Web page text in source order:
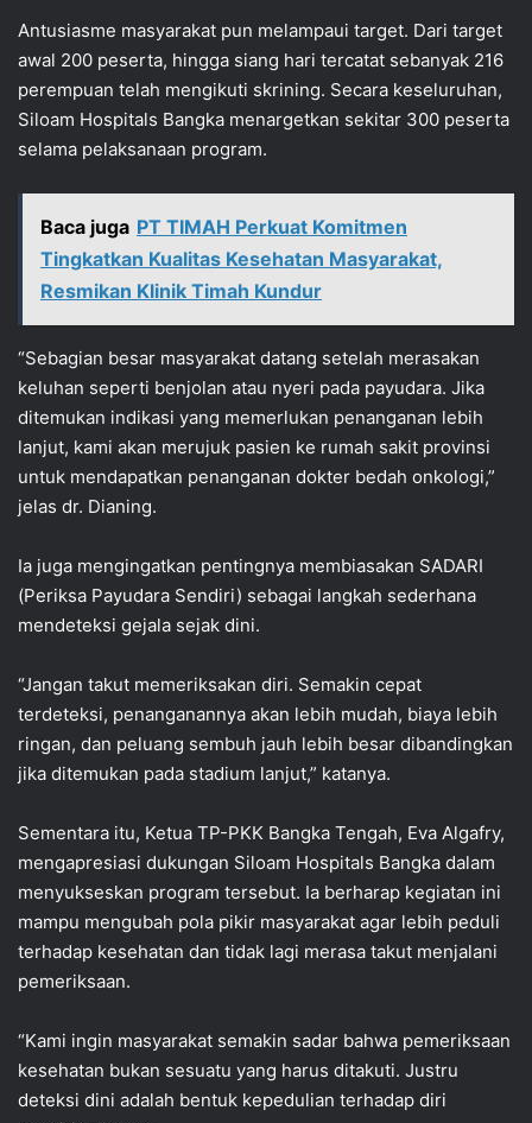
Antusiasme masyarakat pun melampaui target. Dari target
awal 200 peserta, hingga siang hari tercatat sebanyak 216
perempuan telah mengikuti skrining. Secara keseluruhan,
Siloam Hospitals Bangka menargetkan sekitar 300 peserta
selama pelaksanaan program.
Baca juga PT TIMAH Perkuat Komitmen
Tingkatkan Kualitas Kesehatan Masyarakat,
Resmikan Klinik Timah Kundur
“Sebagian besar masyarakat datang setelah merasakan
keluhan seperti benjolan atau nyeri pada payudara. Jika
ditemukan indikasi yang memerlukan penanganan lebih
lanjut, kami akan merujuk pasien ke rumah sakit provinsi
untuk mendapatkan penanganan dokter bedah onkologi,”
jelas dr. Dianing.
Ia juga mengingatkan pentingnya membiasakan SADARI
(Periksa Payudara Sendiri) sebagai langkah sederhana
mendeteksi gejala sejak dini.
“Jangan takut memeriksakan diri. Semakin cepat
terdeteksi, penanganannya akan lebih mudah, biaya lebih
ringan, dan peluang sembuh jauh lebih besar dibandingkan
jika ditemukan pada stadium lanjut,” katanya.
Sementara itu, Ketua TP-PKK Bangka Tengah, Eva Algafry,
mengapresiasi dukungan Siloam Hospitals Bangka dalam
menyukseskan program tersebut. Ia berharap kegiatan ini
mampu mengubah pola pikir masyarakat agar lebih peduli
terhadap kesehatan dan tidak lagi merasa takut menjalani
pemeriksaan.
“Kami ingin masyarakat semakin sadar bahwa pemeriksaan
kesehatan bukan sesuatu yang harus ditakuti. Justru
deteksi dini adalah bentuk kepedulian terhadap diri